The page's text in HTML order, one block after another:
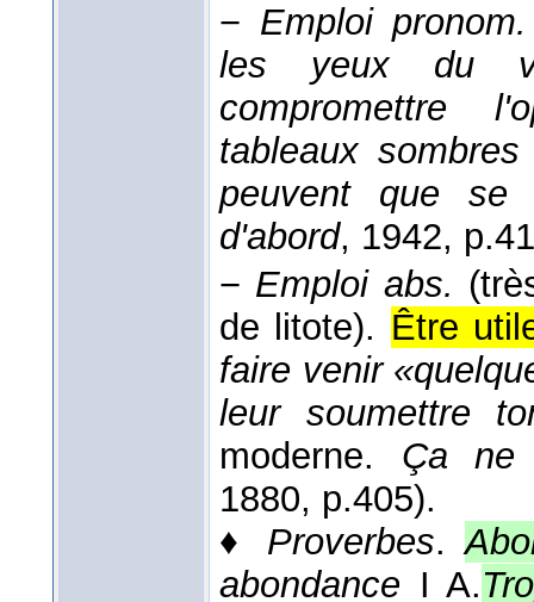
− Emploi
les yeux du
compromettre
tableaux
peuvent que se
d'abord, 1942,
− Emploi abs.
de litote). Être
faire venir
leur soumettre
moderne. Ça ne
1880, p.405).
♦ Proverbes.
abondance I A.